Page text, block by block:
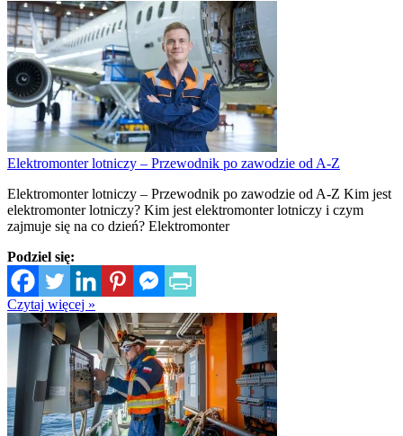
Elektromonter lotniczy – Przewodnik po zawodzie od A-Z
Elektromonter lotniczy – Przewodnik po zawodzie od A-Z Kim jest
elektromonter lotniczy? Kim jest elektromonter lotniczy i czym
zajmuje się na co dzień? Elektromonter
Podziel się:
Czytaj więcej »